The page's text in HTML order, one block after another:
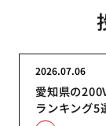
愛知県の
ランキング5
2026.07.06